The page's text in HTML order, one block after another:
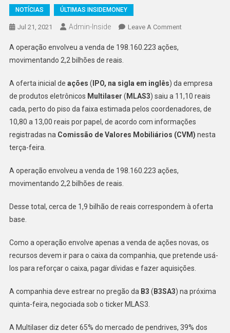
NOTÍCIAS ÚLTIMAS INSIDEMONEY
Jul 21, 2021 Admin-Inside Leave A CommentOn
A
R$
11,10
Por
Ação
A operação envolveu a venda de 198.160.223 ações,
movimentando 2,2 bilhões de reais.
A oferta inicial de ações ( IPO, na sigla em inglês) da empresa
de produtos eletrônicos Multilaser ( MLAS3) saiu a 11,10 reais
cada, perto do piso da faixa estimada pelos coordenadores, de
10,80 a 13,00 reais por papel, de acordo com informações
registradas na Comissão de Valores Mobiliários (CVM) nesta
terça-feira.
A operação envolveu a venda de 198.160.223 ações,
movimentando 2,2 bilhões de reais.
Desse total, cerca de 1,9 bilhão de reais correspondem à oferta
base.
Como a operação envolve apenas a venda de ações novas, os
recursos devem ir para o caixa da companhia, que pretende usá-
los para reforçar o caixa, pagar dívidas e fazer aquisições.
A companhia deve estrear no pregão da B3 ( B3SA3) na próxima
quinta-feira, negociada sob o ticker MLAS3.
A Multilaser diz deter 65% do mercado de pendrives, 39% dos